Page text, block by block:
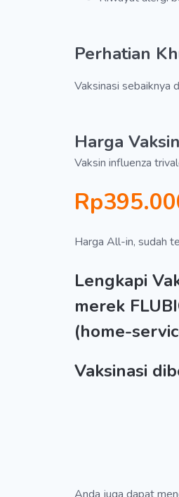
Perhatian
Vaksinasi sebaiknya
Harga
Vaksin influenza
Harga All-in, sudah
Lengkapi
merek
(home-
Vaksinasi